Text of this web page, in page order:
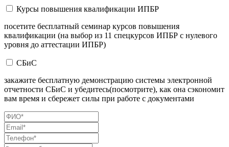
Курсы повышения квалификации ИПБР
посетите бесплатный семинар курсов повышения
квалификации (на выбор из 11 спецкурсов ИПБР с нулевого
уровня до аттестации ИПБР)
СБиС
закажите бесплатную демонстрацию системы электронной
отчетности СБиС и убедитесь(посмотрите), как она сэкономит
вам время и сбережет силы при работе с документами